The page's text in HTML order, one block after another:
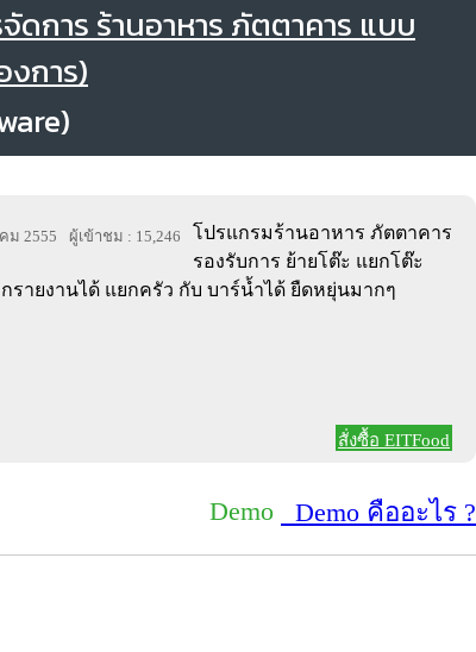
ดการ ร้านอาหาร ภัตตาคาร แบบ
การ)
ม 2555 ผู้เข้าชม : 15,246
โปรแกรมร้านอาหาร ภัตตาคาร
รองรับการ ย้ายโต๊ะ แยกโต๊ะ
รายงานได้ แยกครัว กับ บาร์น้ำได้ ยืดหยุ่นมากๆ
สั่งซื้อ EITFood
Demo Demo คืออะไร ?